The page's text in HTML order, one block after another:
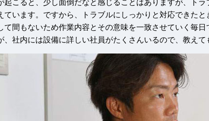
起こると、少し面倒だなと感じることはありますが、ト
ています。ですから、トラブルにしっかりと対応できたと
て間もないため作業内容とその意味を一致させていく毎
、社内には設備に詳しい社員がたくさんいるので、教えて